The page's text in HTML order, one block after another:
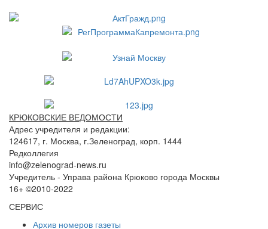
КРЮКОВСКИЕ ВЕДОМОСТИ
Адрес учредителя и редакции:
124617, г. Москва, г.Зеленоград, корп. 1444
Редколлегия
info@zelenograd-news.ru
Учредитель - Управа района Крюково города Москвы
16+ ©2010-2022
СЕРВИС
Архив номеров газеты